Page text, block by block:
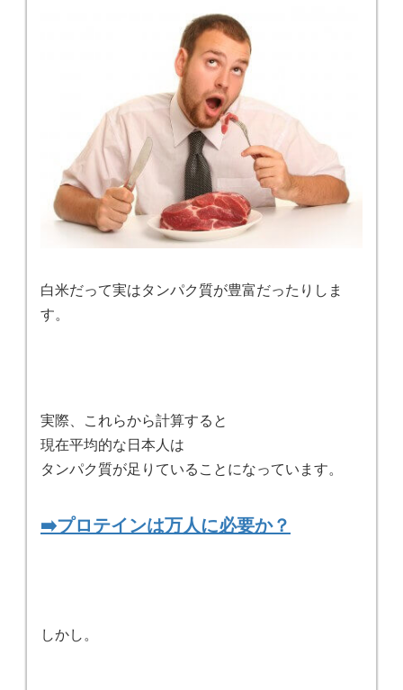
白米だって実はタンパク質が豊富だったりしま
す。
実際、これらから計算すると
現在平均的な日本人は
タンパク質が足りていることになっています。
➡️プロテインは万人に必要か？
しかし。